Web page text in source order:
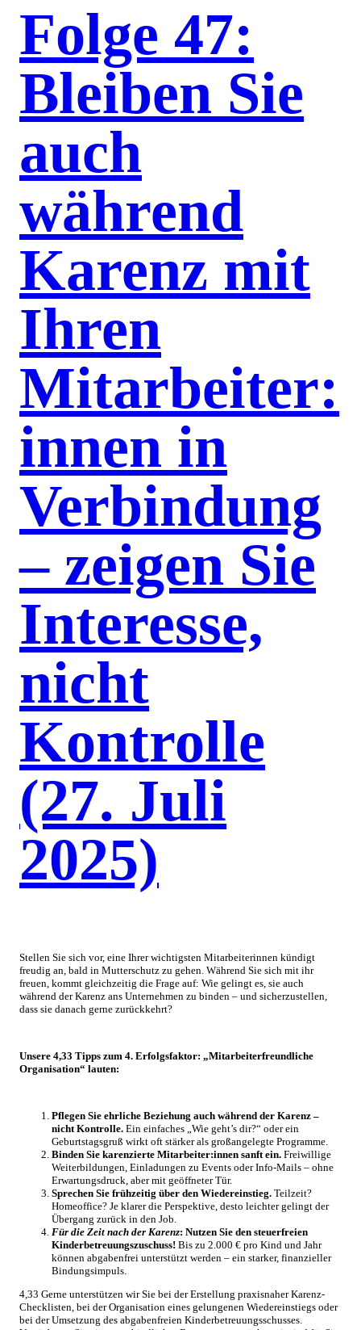
Folge 47:
Bleiben Sie
auch
während
Karenz mit
Ihren
Mitarbeiter:
innen in
Verbindung
– zeigen Sie
Interesse,
nicht
Kontrolle
(27. Juli
2025)
Stellen Sie sich vor, eine Ihrer wichtigsten Mitarbeiterinnen kündigt
freudig an, bald in Mutterschutz zu gehen. Während Sie sich mit ihr
freuen, kommt gleichzeitig die Frage auf: Wie gelingt es, sie auch
während der Karenz ans Unternehmen zu binden – und sicherzustellen,
dass sie danach gerne zurückkehrt?
Unsere 4,33 Tipps zum 4. Erfolgsfaktor: „Mitarbeiterfreundliche
Organisation“ lauten:
Pflegen Sie ehrliche Beziehung auch während der Karenz –
nicht Kontrolle. Ein einfaches „Wie geht’s dir?“ oder ein
Geburtstagsgruß wirkt oft stärker als großangelegte Programme.
Binden Sie karenzierte Mitarbeiter:innen sanft ein. Freiwillige
Weiterbildungen, Einladungen zu Events oder Info-Mails – ohne
Erwartungsdruck, aber mit geöffneter Tür.
Sprechen Sie frühzeitig über den Wiedereinstieg. Teilzeit?
Homeoffice? Je klarer die Perspektive, desto leichter gelingt der
Übergang zurück in den Job.
Für die Zeit nach der Karenz: Nutzen Sie den steuerfreien
Kinderbetreuungszuschuss! Bis zu 2.000 € pro Kind und Jahr
können abgabenfrei unterstützt werden – ein starker, finanzieller
Bindungsimpuls.
4,33 Gerne unterstützen wir Sie bei der Erstellung praxisnaher Karenz-
Checklisten, bei der Organisation eines gelungenen Wiedereinstiegs oder
bei der Umsetzung des abgabenfreien Kinderbetreuungsschusses.